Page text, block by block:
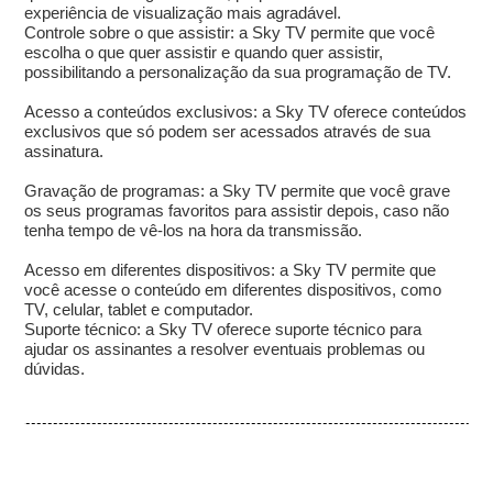
experiência de visualização mais agradável.
Controle sobre o que assistir: a Sky TV permite que você
escolha o que quer assistir e quando quer assistir,
possibilitando a personalização da sua programação de TV.
Acesso a conteúdos exclusivos: a Sky TV oferece conteúdos
exclusivos que só podem ser acessados através de sua
assinatura.
Gravação de programas: a Sky TV permite que você grave
os seus programas favoritos para assistir depois, caso não
tenha tempo de vê-los na hora da transmissão.
Acesso em diferentes dispositivos: a Sky TV permite que
você acesse o conteúdo em diferentes dispositivos, como
TV, celular, tablet e computador.
Suporte técnico: a Sky TV oferece suporte técnico para
ajudar os assinantes a resolver eventuais problemas ou
dúvidas.